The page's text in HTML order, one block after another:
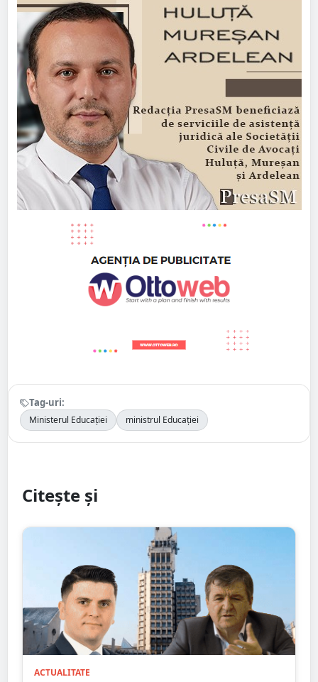
Tag-uri:
Ministerul Educației ministrul Educației
Citește și
ACTUALITATE